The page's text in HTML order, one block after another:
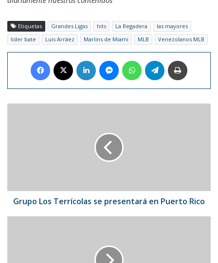
Etiquetas Grandes Ligas hits La Regadera
las mayores
lider bate
Luis Arráez Marlins de Miami MLB Venezolanos MLB
Facebook LinkedIn MessengerWhatsAppTelegram
Grupo Los Terrícolas se presentará en Puerto Rico